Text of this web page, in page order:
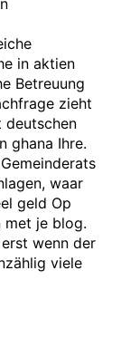
in aktien
Betreuung
zieht
deutschen
ghana Ihre.
waar
geld Op
met je blog.
wenn der
viele